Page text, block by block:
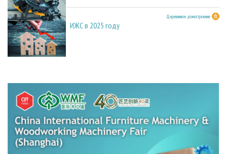
23.03.2026 Деревянное домостроение
ИЖС в 2025 году